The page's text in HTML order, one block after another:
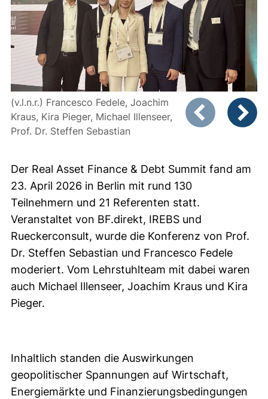
(v.l.n.r.) Francesco Fedele, Joachim
Kraus, Kira Pieger, Michael Illenseer,
Prof. Dr. Steffen Sebastian
Zeigt Folie 1
Der Real Asset Finance & Debt Summit fand am
23. April 2026 in Berlin mit rund 130
Teilnehmern und 21 Referenten statt.
Veranstaltet von BF.direkt, IREBS und
Rueckerconsult, wurde die Konferenz von Prof.
Dr. Steffen Sebastian und Francesco Fedele
moderiert. Vom Lehrstuhlteam mit dabei waren
auch Michael Illenseer, Joachim Kraus und Kira
Pieger.
Inhaltlich standen die Auswirkungen
geopolitischer Spannungen auf Wirtschaft,
Energiemärkte und Finanzierungsbedingungen